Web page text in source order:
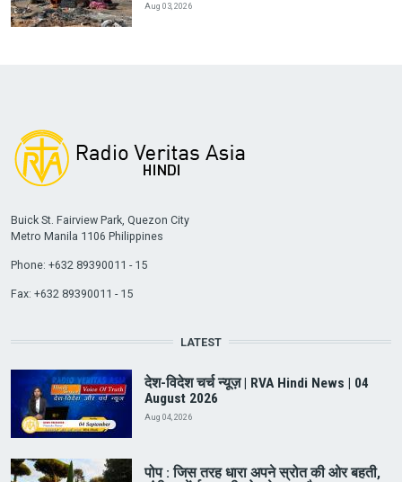
Aug 03, 2026
Buick St. Fairview Park, Quezon City
Metro Manila 1106 Philippines
Phone: +632 89390011 - 15
Fax: +632 89390011 - 15
LATEST
देश-विदेश चर्च न्यूज़ | RVA Hindi News | 04
August 2026
Aug 04, 2026
पोप : जिस तरह धारा अपने स्रोत की ओर बहती,